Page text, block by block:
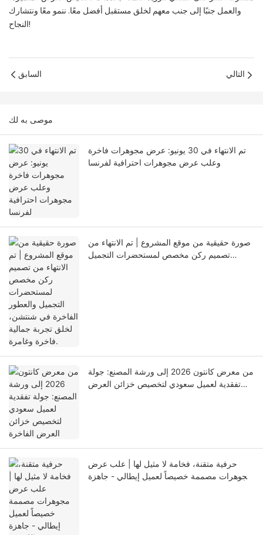
والعمل جنبًا إلى جنب معهم لخلق مستقبل أفضل معًا. ننمو معًا ونتشارك
النجاح!
السابق التالي
موصى به لك
تم الانتهاء في 30 يونيو: عرض مجوهرات فاخرة
وعلب عرض مجوهرات احترافية لفرنسا
صورة حقيقية من موقع المشروع | تم الانتهاء من
تصميم ركن مخصص لمستحضرات التجميل
من معرض كانتون 2026 إلى ورشة المصنع: جولة
تفقدية لعميل سعودي لتخصيص خزائن العرض
حرفية متقنة، فخامة لا مثيل لها | علب عرض
مجوهرات مصممة خصيصاً لعميل إيطالي - جاهزة